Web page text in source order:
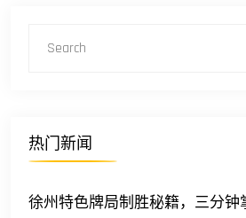
热门新闻
徐州特色牌局制胜秘籍，三分钟